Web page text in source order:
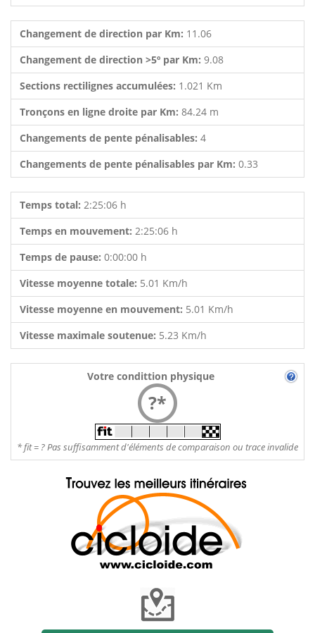
Changement de direction par Km: 11.06
Changement de direction >5º par Km: 9.08
Sections rectilignes accumulées: 1.021 Km
Tronçons en ligne droite par Km: 84.24 m
Changements de pente pénalisables: 4
Changements de pente pénalisables par Km: 0.33
Temps total: 2:25:06 h
Temps en mouvement: 2:25:06 h
Temps de pause: 0:00:00 h
Vitesse moyenne totale: 5.01 Km/h
Vitesse moyenne en mouvement: 5.01 Km/h
Vitesse maximale soutenue: 5.23 Km/h
Votre condittion physique
?*
* fit = ? Pas suffisamment d'éléments de comparaison ou trace invalide